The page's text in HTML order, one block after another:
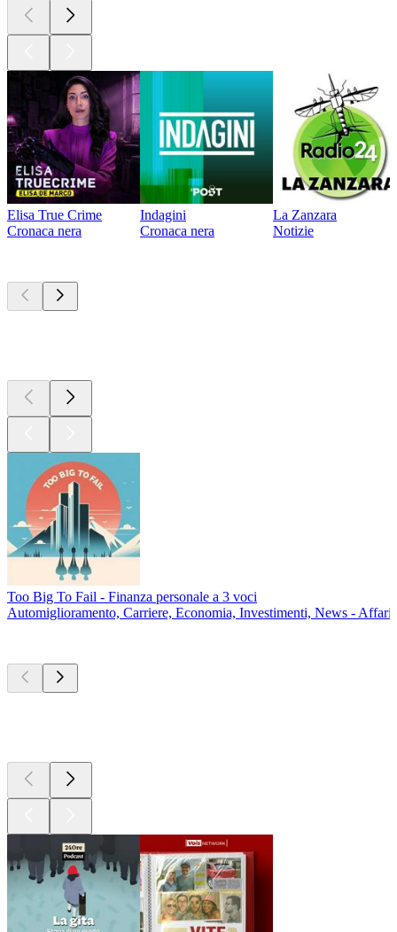
Elisa True Crime
Cronaca nera
Indagini
Cronaca nera
La Zanzara
Notizie
Too Big To Fail - Finanza personale a 3 voci
Automiglioramento, Carriere, Economia, Investimenti, News -